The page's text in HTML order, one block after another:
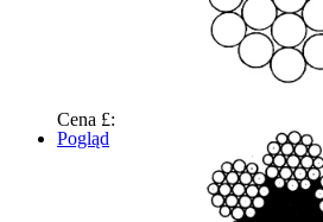
Cena £:
Pogląd